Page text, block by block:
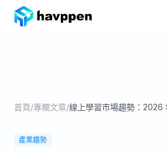
首頁/專欄文章/
產業趨勢